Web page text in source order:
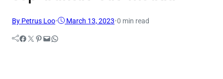
By Petrus Loo• March 13, 2023•0 min read
Facebook Twitter Pinterest Mail WhatsApp